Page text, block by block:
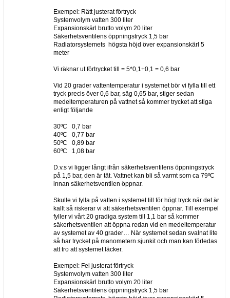
Exempel: Rätt justerat förtryck
Systemvolym vatten 300 liter
Expansionskärl brutto volym 20 liter
Säkerhetsventilens öppningstryck 1,5 bar
Radiatorsystemets högsta höjd över expansionskärl 5
meter
Vi räknar ut förtrycket till = 5*0,1+0,1 = 0,6 bar
Vid 20 grader vattentemperatur i systemet bör vi fylla till ett
tryck precis över 0,6 bar, säg 0,65 bar, stiger sedan
medeltemperaturen på vattnet så kommer trycket att stiga
enligt följande
30ºC 0,7 bar
40ºC 0,77 bar
50ºC 0,89 bar
60ºC 1,08 bar
D.v.s vi ligger långt ifrån säkerhetsventilens öppningstryck
på 1,5 bar, den är tät. Vattnet kan bli så varmt som ca 79ºC
innan säkerhetsventilen öppnar.
Skulle vi fylla på vatten i systemet till för högt tryck när det är
kallt så riskerar vi att säkerhetsventilen öppnar. Till exempel
fyller vi vårt 20 gradiga system till 1,1 bar så kommer
säkerhetsventilen att öppna redan vid en medeltemperatur
av systemet av 40 grader… När systemet sedan svalnat lite
så har trycket på manometern sjunkit och man kan förledas
att tro att systemet läcker.
Exempel: Fel justerat förtryck
Systemvolym vatten 300 liter
Expansionskärl brutto volym 20 liter
Säkerhetsventilens öppningstryck 1,5 bar